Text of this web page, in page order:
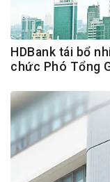
HDBank tái bổ
chức Phó Tổng